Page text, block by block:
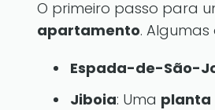
O primeiro passo para
apartamento.
Espada-de-São-
Jiboia: Uma planta